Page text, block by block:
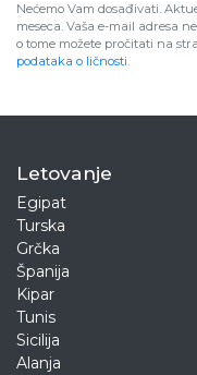
Nećemo Vam dosađivati.
meseca. Vaša e-mail adresa
o tome možete pročitati na
podataka o ličnosti.
Letovanje
Egipat
Turska
Grčka
Španija
Kipar
Tunis
Sicilija
Alanja